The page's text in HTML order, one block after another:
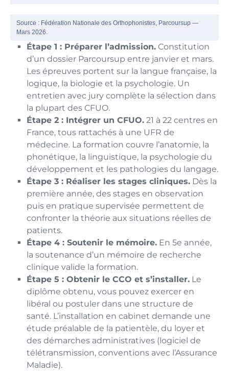
Source : Fédération Nationale des Orthophonistes, Parcoursup —
Mars 2026.
Étape 1 : Préparer l’admission. Constitution
d’un dossier Parcoursup entre janvier et mars.
Les épreuves portent sur la langue française, la
logique, la biologie et la psychologie. Un
entretien avec jury complète la sélection dans
la plupart des CFUO.
Étape 2 : Intégrer un CFUO. 21 à 22 centres en
France, tous rattachés à une UFR de
médecine. La formation couvre l’anatomie, la
phonétique, la linguistique, la psychologie du
développement et les pathologies du langage.
Étape 3 : Réaliser les stages cliniques. Dès la
première année, des stages en observation
puis en pratique supervisée permettent de
confronter la théorie aux situations réelles de
patients.
Étape 4 : Soutenir le mémoire. En 5e année,
la soutenance d’un mémoire de recherche
clinique valide la formation.
Étape 5 : Obtenir le CCO et s’installer. Le
diplôme obtenu, vous pouvez exercer en
libéral ou postuler dans une structure de
santé. L’installation en cabinet demande une
étude préalable de la patientèle, du loyer et
des démarches administratives (logiciel de
télétransmission, conventions avec l’Assurance
Maladie).